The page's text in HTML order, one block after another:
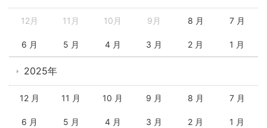
12月 11月 10月 9月 8 月 7 月
6 月 5 月 4 月 3 月 2 月 1 月
2025年
12 月 11 月 10 月 9 月 8 月 7 月
6 月 5 月 4 月 3 月 2 月 1 月